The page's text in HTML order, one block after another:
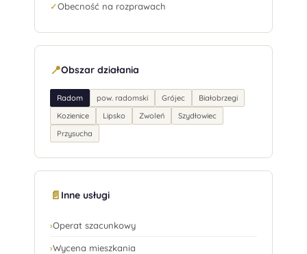
✓Obecność na rozprawach
📍Obszar działania
Radom pow. radomski Grójec
Białobrzegi
Kozienice
Lipsko Zwoleń
Szydłowiec
Przysucha
📄 Inne usługi
›Operat szacunkowy
›Wycena mieszkania